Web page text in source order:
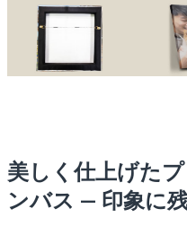
美しく仕上げた
ンバス — 印象に